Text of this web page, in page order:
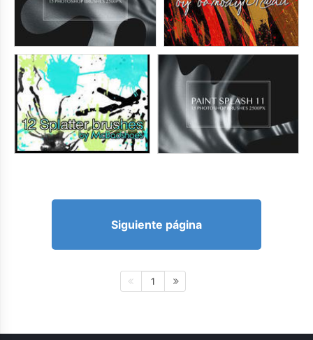
Siguiente página
1